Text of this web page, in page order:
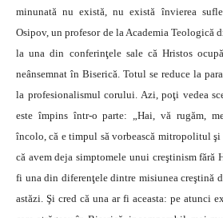
minunată nu există, nu există învierea
Osipov, un profesor de la Academia Teologică
la una din conferinţele sale că Hristos
neânsemnat în Biserică. Totul se reduce la
la profesionalismul corului. Azi, poţi vedea
este împins într-o parte: „Hai, vă rugăm,
încolo, că e timpul să vorbească mitropolitul
că avem deja simptomele unui creştinism fără
fi una din diferenţele dintre misiunea creştină
astăzi. Şi cred că una ar fi aceasta: pe atunci